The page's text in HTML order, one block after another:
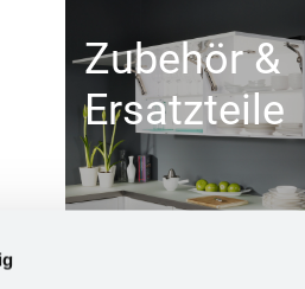
Zubehör &
Ersatzteile